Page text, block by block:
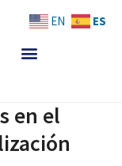
en el
EN ES